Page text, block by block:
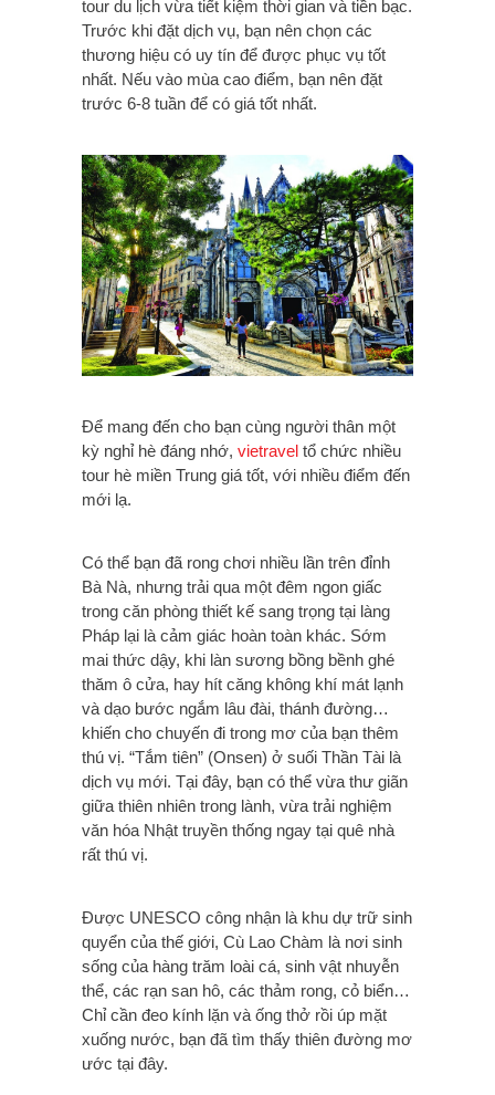
tour du lịch vừa tiết kiệm thời gian và tiền bạc.
Trước khi đặt dịch vụ, bạn nên chọn các
thương hiệu có uy tín để được phục vụ tốt
nhất. Nếu vào mùa cao điểm, bạn nên đặt
trước 6-8 tuần để có giá tốt nhất.
Để mang đến cho bạn cùng người thân một
kỳ nghỉ hè đáng nhớ, vietravel tổ chức nhiều
tour hè miền Trung giá tốt, với nhiều điểm đến
mới lạ.
Có thể bạn đã rong chơi nhiều lần trên đỉnh
Bà Nà, nhưng trải qua một đêm ngon giấc
trong căn phòng thiết kế sang trọng tại làng
Pháp lại là cảm giác hoàn toàn khác. Sớm
mai thức dậy, khi làn sương bồng bềnh ghé
thăm ô cửa, hay hít căng không khí mát lạnh
và dạo bước ngắm lâu đài, thánh đường…
khiến cho chuyến đi trong mơ của bạn thêm
thú vị. “Tắm tiên” (Onsen) ở suối Thần Tài là
dịch vụ mới. Tại đây, bạn có thể vừa thư giãn
giữa thiên nhiên trong lành, vừa trải nghiệm
văn hóa Nhật truyền thống ngay tại quê nhà
rất thú vị.
Được UNESCO công nhận là khu dự trữ sinh
quyển của thế giới, Cù Lao Chàm là nơi sinh
sống của hàng trăm loài cá, sinh vật nhuyễn
thể, các rạn san hô, các thảm rong, cỏ biển…
Chỉ cần đeo kính lặn và ống thở rồi úp mặt
xuống nước, bạn đã tìm thấy thiên đường mơ
ước tại đây.